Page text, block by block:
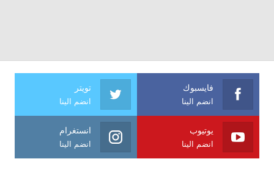
فايسبوك
انضم الينا
تويتر
انضم الينا
يوتيوب
انضم الينا
انستغرام
انضم الينا